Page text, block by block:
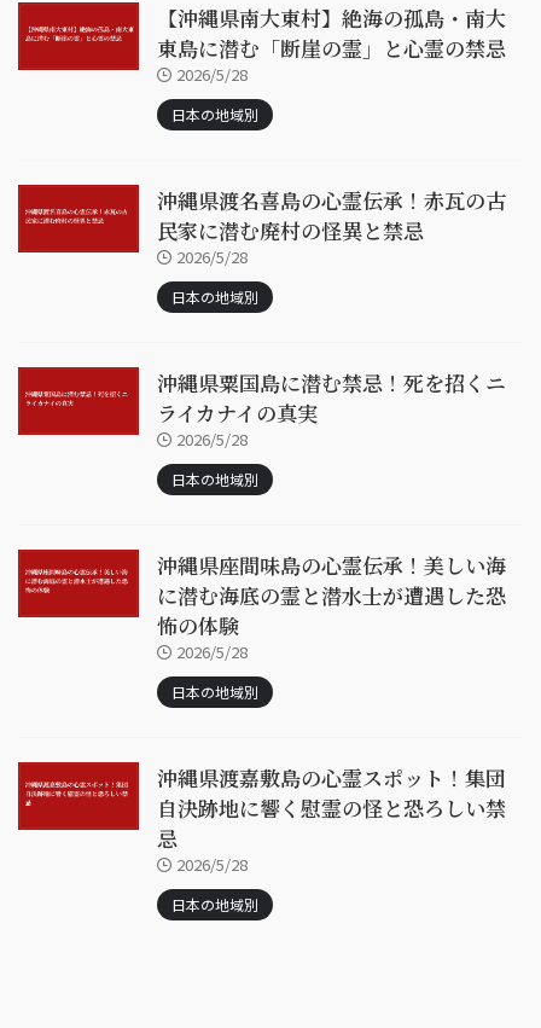
【沖縄県南大東村】絶海の孤島・南大
東島に潜む「断崖の霊」と心霊の禁忌
2026/5/28
日本の地域別
沖縄県渡名喜島の心霊伝承！赤瓦の古
民家に潜む廃村の怪異と禁忌
2026/5/28
日本の地域別
沖縄県粟国島に潜む禁忌！死を招くニ
ライカナイの真実
2026/5/28
日本の地域別
沖縄県座間味島の心霊伝承！美しい海
に潜む海底の霊と潜水士が遭遇した恐
怖の体験
2026/5/28
日本の地域別
沖縄県渡嘉敷島の心霊スポット！集団
自決跡地に響く慰霊の怪と恐ろしい禁
忌
2026/5/28
日本の地域別